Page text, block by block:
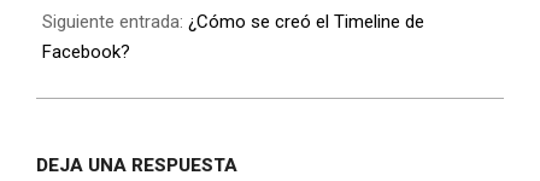
Siguiente entrada: ¿Cómo se creó el Timeline de
Facebook?
DEJA UNA RESPUESTA